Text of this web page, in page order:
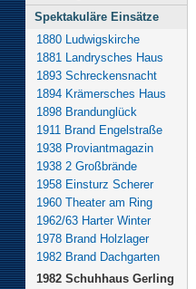
Spektakuläre Einsätze
1880 Ludwigskirche
1881 Landrysches Haus
1893 Schreckensnacht
1894 Krämersches Haus
1898 Brandunglück
1911 Brand Engelstraße
1938 Proviantmagazin
1938 2 Großbrände
1958 Einsturz Scherer
1960 Theater am Ring
1962/63 Harter Winter
1978 Brand Holzlager
1982 Brand Dachgarten
1982 Schuhhaus Gerling